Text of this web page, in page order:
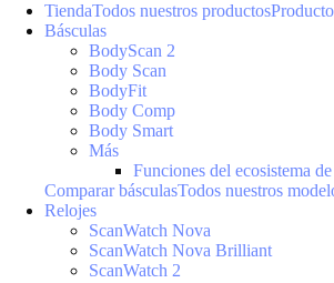
TiendaTodos nuestros productos
Básculas
BodyScan 2
Body Scan
BodyFit
Body Comp
Body Smart
Más
Funciones del ecosistema
Comparar básculasTodos nuestros
Relojes
ScanWatch Nova
ScanWatch Nova Brilliant
ScanWatch 2